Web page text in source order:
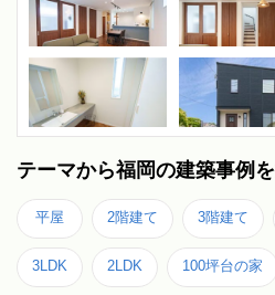
テーマから福岡の建築事例
平屋 2階建て 3階建て
3LDK 2LDK 100坪台の家